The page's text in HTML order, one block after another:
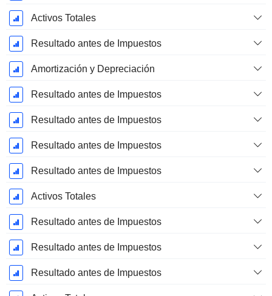
Activos Totales
Resultado antes de Impuestos
Amortización y Depreciación
Resultado antes de Impuestos
Resultado antes de Impuestos
Resultado antes de Impuestos
Resultado antes de Impuestos
Activos Totales
Resultado antes de Impuestos
Resultado antes de Impuestos
Resultado antes de Impuestos